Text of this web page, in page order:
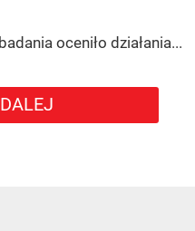
oceniło działania...